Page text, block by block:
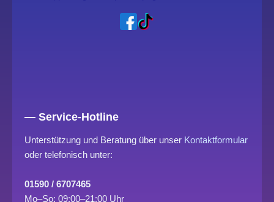
— Service-Hotline
Unterstützung und Beratung über unser Kontaktformular
oder telefonisch unter:
01590 / 6707465
Mo–So: 09:00–21:00 Uhr